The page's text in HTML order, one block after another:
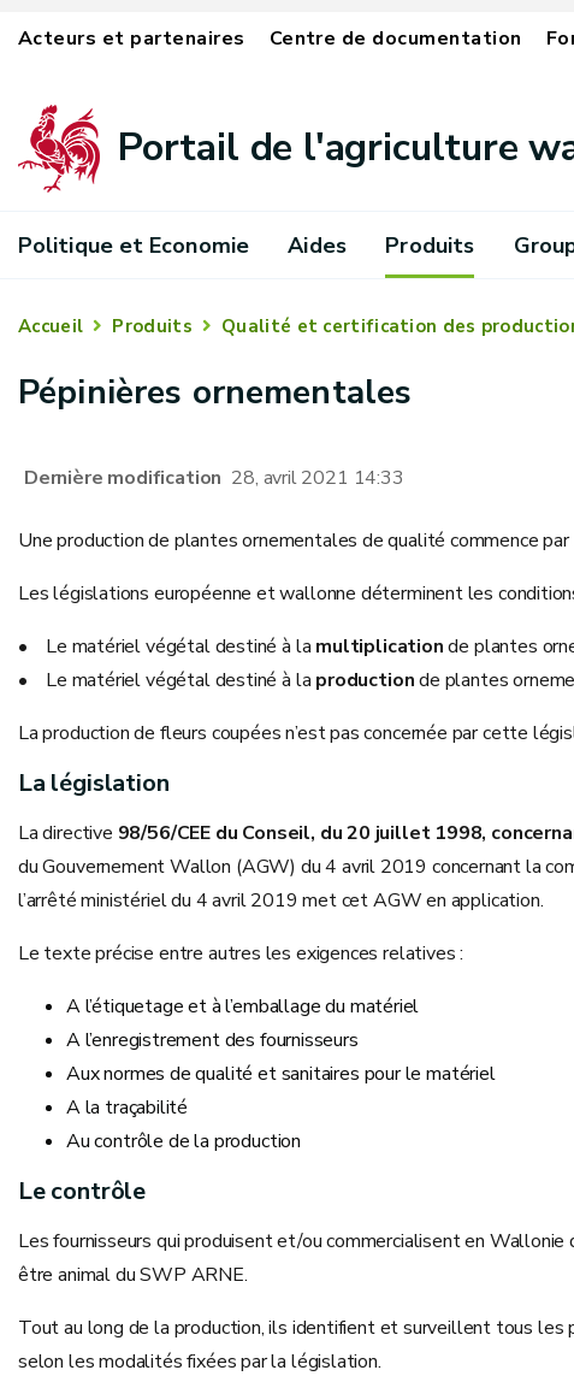
Acteurs et partenaires Centre de documentation
Portail de l'agriculture
Politique et Economie Aides Produits
Accueil Produits Qualité et certification des
Pépinières ornementales
Dernière modification 28, avril 2021 14:33
Une production de plantes ornementales de qualité commence
Les législations européenne et wallonne déterminent les
• Le matériel végétal destiné à la multiplicationde plantes
• Le matériel végétal destiné à la productionde plantes
La production de fleurs coupées n’est pas concernée par cette
La législation
La directive 98/56/CEE du Conseil, du 20 juillet 1998,
du Gouvernement Wallon (AGW) du 4 avril 2019 concernant la
l’arrêté ministériel du 4 avril 2019 met cet AGW en application.
Le texte précise entre autres les exigences relatives :
A l’étiquetage et à l’emballage du matériel
A l’enregistrement des fournisseurs
Aux normes de qualité et sanitaires pour le matériel
A la traçabilité
Au contrôle de la production
Le contrôle
Les fournisseurs qui produisent et/ou commercialisent en
être animal du SWP ARNE.
Tout au long de la production, ils identifient et surveillent tous
selon les modalités fixées par la législation.